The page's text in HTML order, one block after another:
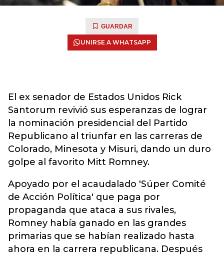
GUARDAR
UNIRSE A WHATSAPP
El ex senador de Estados Unidos Rick
Santorum revivió sus esperanzas de lograr
la nominación presidencial del Partido
Republicano al triunfar en las carreras de
Colorado, Minesota y Misuri, dando un duro
golpe al favorito Mitt Romney.
Apoyado por el acaudalado 'Súper Comité
de Acción Política' que paga por
propaganda que ataca a sus rivales,
Romney había ganado en las grandes
primarias que se habían realizado hasta
ahora en la carrera republicana. Después